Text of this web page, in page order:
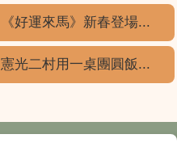
《好運來馬》新春登場...
憲光二村用一桌團圓飯...